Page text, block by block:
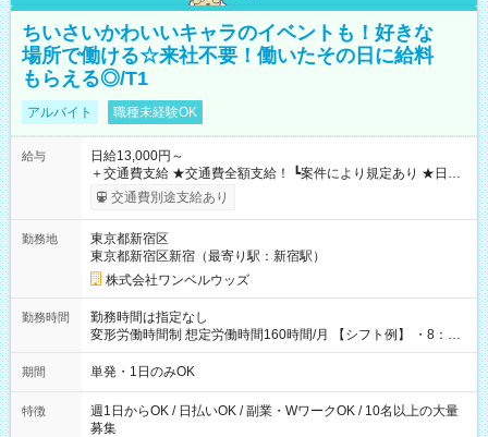
ちいさいかわいいキャラのイベントも！好きな
場所で働ける☆来社不要！働いたその日に給料
もらえる◎/T1
アルバイト 職種未経験OK
給与
日給13,000円～
＋交通費支給 ★交通費全額支給！ ┗案件により規定あり ★日払
いOK！（規定あり） ┗働いたその日に現金GET♪ お仕事後はコ
ンビニATMから 日払い分を引き落とせます！ 【試用期間】試
交通費別途支給あり
勤務地
東京都新宿区
東京都新宿区新宿（最寄り駅：新宿駅）
株式会社ワンベルウッズ
勤務時間
勤務時間は指定なし
変形労働時間制 想定労働時間160時間/月 【シフト例】 ・8：00
～21：00
期間 単発・1日のみOK
特徴
週1日からOK / 日払いOK / 副業・WワークOK / 10名以上の大量
募集